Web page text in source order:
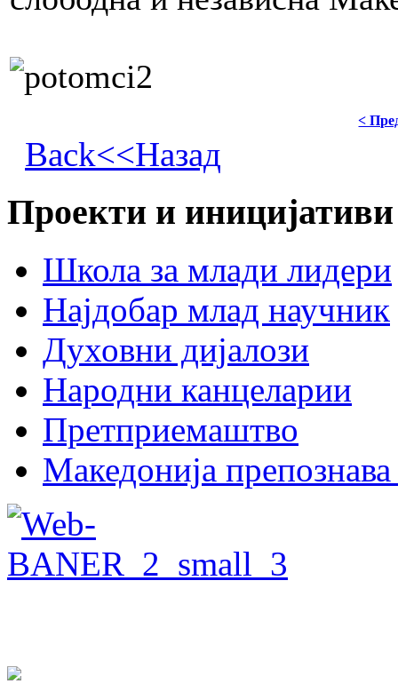
<
Back<<Назад
Проекти и иницијативи
Школа за млади лидери
Најдобар млад научник
Духовни дијалози
Народни канцеларии
Претприемаштво
Македонија